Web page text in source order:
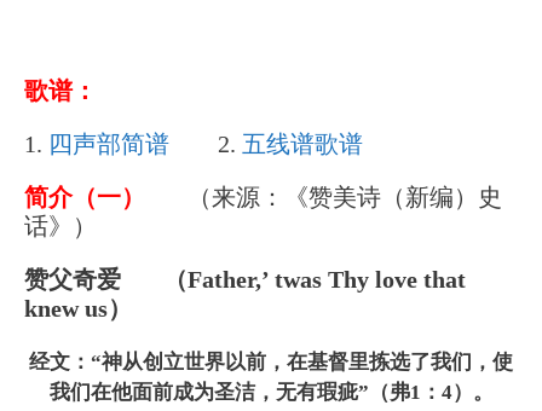
歌谱：
1. 四声部简谱 2. 五线谱歌谱
简介（一）
（来源：《赞美诗（新编）史
话》）
赞父奇爱 （Father,’ twas Thy love that
knew us）
经文：“神从创立世界以前，在基督里拣选了我们，使
我们在他面前成为圣洁，无有瑕疵”（弗1 ： 4）。